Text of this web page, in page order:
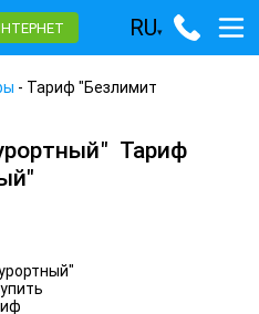
RU▾
- Тариф "Безлимит
Тариф